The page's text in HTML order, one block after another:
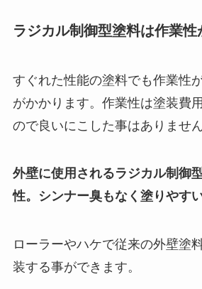
ラジカル制御型塗料は作業性
すぐれた性能の塗料でも作業性
がかかります。作業性は塗装費
ので良いにこした事はありません
外壁に使用されるラジカル制御
性。シンナー臭もなく塗りやすい
ローラーやハケで従来の外壁塗
装する事ができます。